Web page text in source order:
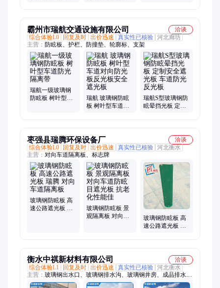
霸州市瑞航交通设施有限公司
洽谈
综合体验L0
回复及时 出价迅速 真实性已核验 河北廊坊
主营： 防眩板、护栏、防撞垫、轮廓标、支架
瑞航一级玻璃钢
防眩板 树叶型车
瑞航 玻璃钢防眩
板 树叶型车道对
瑞航S型玻璃钢防
眩晕挡光板 定制
枣强县瑞腾环保设备厂
洽谈
综合体验L0
回复及时 出价迅速 真实性已核验 河北衡水
主营： 对向车道隔离板、标志牌
玻璃钢防眩板 高
速公路遮光板 瑞
玻璃钢防眩板 景
观隔离板 对向车
玻璃钢防眩板 高
速公路遮光板 瑞
衡水中祺新材料有限公司
洽谈
综合体验L1
回复及时 出价迅速 真实性已核验 河北衡水
主营： 玻璃钢出水口、玻璃钢排水沟、玻璃钢井房、成品排水
槽、玻璃钢树池篦子、玻璃钢线性排水沟、一体化预制泵站、玻